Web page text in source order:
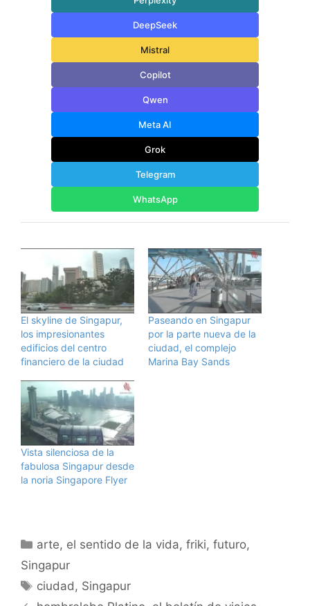
DeepSeek
Mistral
Copilot
Qwen
Meta AI
Grok
Telegram
WhatsApp
El skyline de Singapur,
los impresionantes
edificios del centro
financiero de la ciudad
Paseando en Singapur
por la parte nueva de la
ciudad, el complejo
Marina Bay Sands
Vista silenciosa de la
fabulosa Singapur desde
la noria Singapore Flyer
Categorías
arte, el sentido de la vida,friki,futuro,
Singapur
Etiquetas
ciudad , Singapur